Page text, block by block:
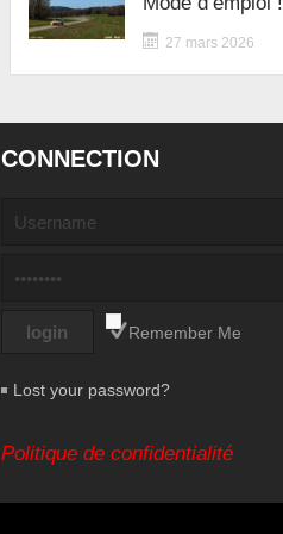
27 mars 2026
CONNECTION
Remember Me
Lost your password?
Politique de confidentialité